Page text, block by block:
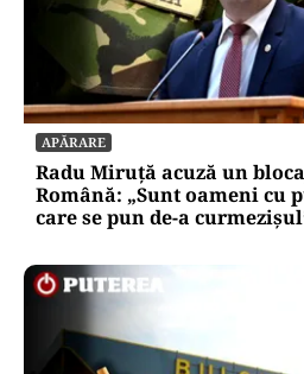
APĂRARE
Radu Miruță acuză un
Română: „Sunt oameni cu
care se pun de-a